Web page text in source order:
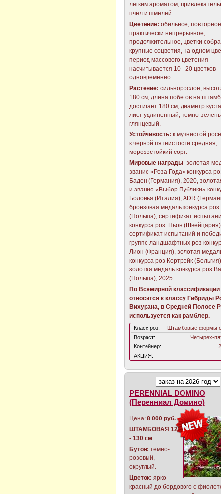
легким ароматом,
пчёл и шмелей.
Цветение: обильное,
практически непрерывное,
продолжительное, цветки
крупные соцветия, на одном
период массового цветения
насчитывается 10 - 20 цветков
одновременно.
Растение: сильнорослое,
180 см, длина побегов на
достигает 180 см, диаметр
лист удлиненный, темно-
глянцевый.
Устойчивость: к мучнистой
к черной пятнистости средняя,
морозостойкий сорт.
Мировые награды: золотая
звание «Роза Года» конкурса
Баден (Германия), 2020,
и звание «Выбор Публики»
Болонья (Италия), ADR
бронзовая медаль конкурса
(Польша), сертификат
конкурса роз Ньон
сертификат испытаний и
группе ландшафтных роз
Лион (Франция), золотая
конкурса роз Кортрейк
золотая медаль конкурса роз
(Польша), 2025.
По Всемирной классификации
относится к классу Гибриды
Вихурана, в Средней Полосе
используется как рамблер.
Класс роз:
Штамбовые формы
Возраст:
Четырех-
Контейнер:
АКЦИЯ:
PERENNIAL DOMINO
(Перенниал Домино)
Цена: 8 000 руб.
ШТАМБОВАЯ 120
- 130 см
Бутон: темно-
розовый,
округлый.
Цветок: ярко
красный до бордового с